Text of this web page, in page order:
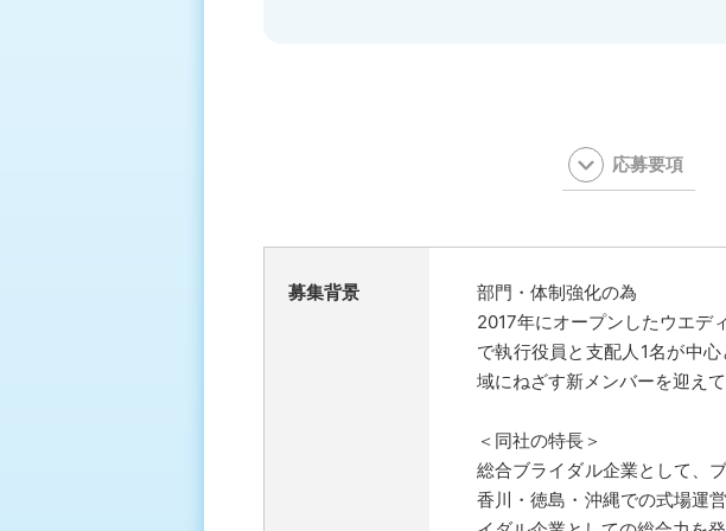
応募要項
募集背景
部門・体制強化の為
2017年にオープンしたウエデ
で執行役員と支配人1名が中
域にねざす新メンバーを迎え
＜同社の特長＞
総合ブライダル企業として、
香川・徳島・沖縄での式場運